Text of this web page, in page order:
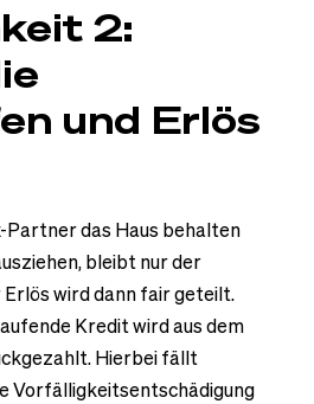
2:
und Erlös
Partner das Haus behalten
bleibt nur der
wird dann fair geteilt.
Kredit wird aus dem
Hierbei fällt
Vorfälligkeitsentschädigung